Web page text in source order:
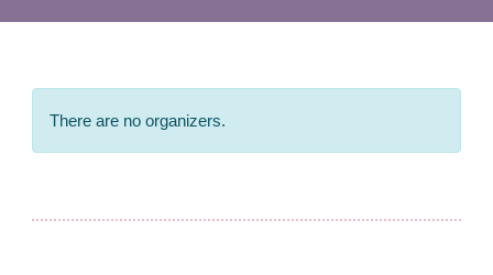
There are no organizers.